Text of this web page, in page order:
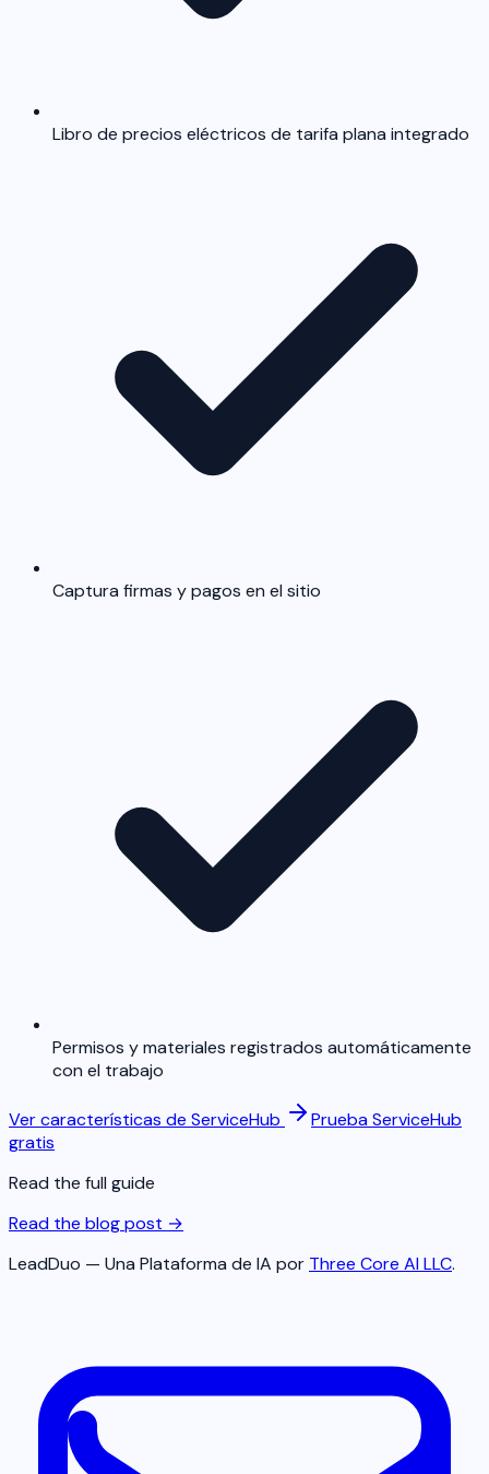
Libro de precios eléctricos de tarifa plana integrado
Captura firmas y pagos en el sitio
Permisos y materiales registrados automáticamente
con el trabajo
Ver características de ServiceHub
Prueba ServiceHub
gratis
Read the full guide
Read the blog post →
LeadDuo — Una Plataforma de IA por Three Core AI LLC.